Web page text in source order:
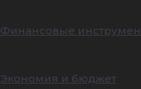
Финансовые
Экономия и бюджет